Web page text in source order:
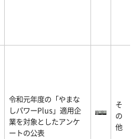
令和元年度の「やまな
しパワーPlus」適用企
業を対象としたアンケ
ートの公表
そ
の
他